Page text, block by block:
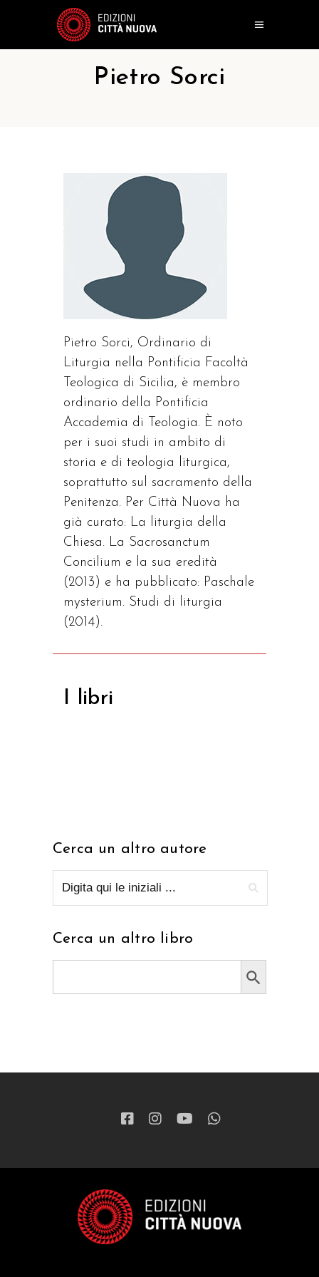
Pietro Sorci
Pietro Sorci, Ordinario di
Liturgia nella Pontificia Facoltà
Teologica di Sicilia, è membro
ordinario della Pontificia
Accademia di Teologia. È noto
per i suoi studi in ambito di
storia e di teologia liturgica,
soprattutto sul sacramento della
Penitenza. Per Città Nuova ha
già curato: La liturgia della
Chiesa. La Sacrosanctum
Concilium e la sua eredità
(2013) e ha pubblicato: Paschale
mysterium. Studi di liturgia
(2014).
I libri
Cerca un altro autore
Cerca un altro libro
Search Button